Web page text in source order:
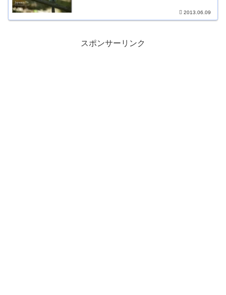
2013.06.09
スポンサーリンク